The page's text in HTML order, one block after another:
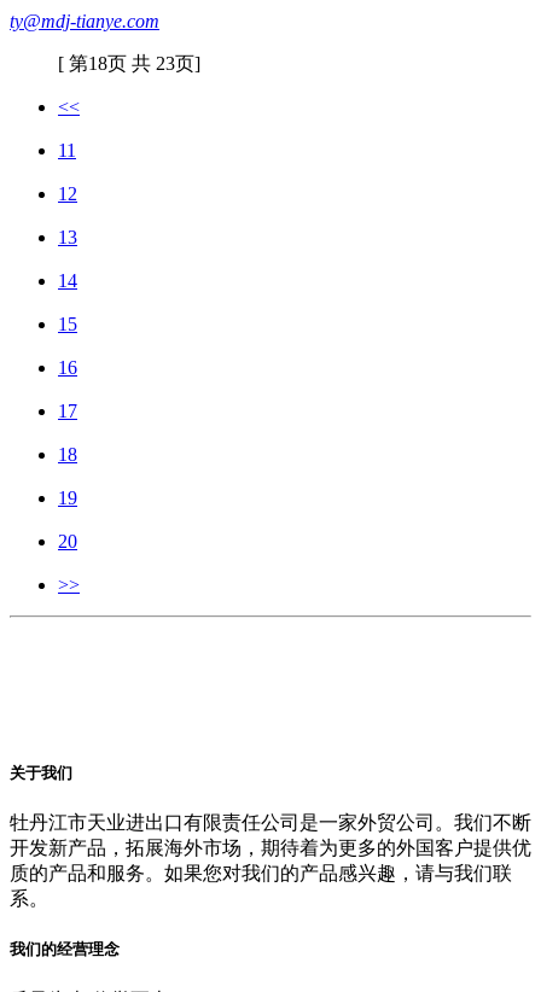
ty@mdj-tianye.com
[ 第18页 共 23页]
<<
11
12
13
14
15
16
17
18
19
20
>>
关于我们
牡丹江市天业进出口有限责任公司是一家外贸公司。我们不断
开发新产品，拓展海外市场，期待着为更多的外国客户提供优
质的产品和服务。如果您对我们的产品感兴趣，请与我们联
系。
我们的经营理念